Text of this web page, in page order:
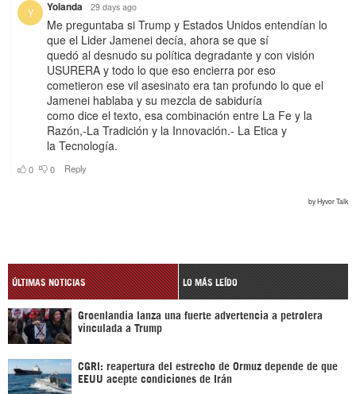
ÚLTIMAS NOTICIAS LO MÁS LEÍDO
Groenlandia lanza una fuerte advertencia a petrolera
vinculada a Trump
CGRI: reapertura del estrecho de Ormuz depende de que
EEUU acepte condiciones de Irán